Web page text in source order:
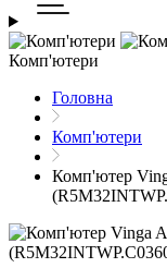
Комп'ютери
Головна
Комп'ютери
Комп'ютер